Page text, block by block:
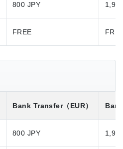
800 JPY
FREE
Bank Transfer（EUR）
800 JPY